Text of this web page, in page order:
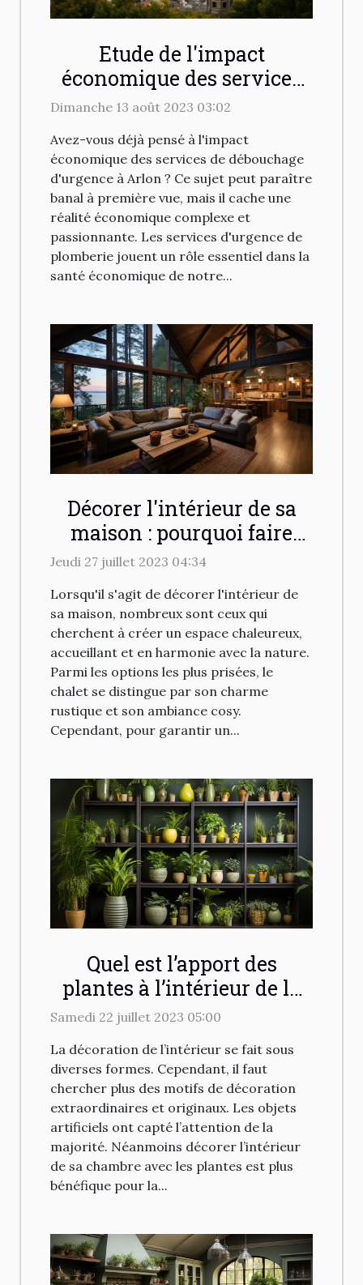
Etude de l'impact
économique des services
de débouchage d'urgence à
Arlon
Dimanche 13 août 2023 03:02
Avez-vous déjà pensé à l'impact
économique des services de débouchage
d'urgence à Arlon ? Ce sujet peut paraître
banal à première vue, mais il cache une
réalité économique complexe et
passionnante. Les services d'urgence de
plomberie jouent un rôle essentiel dans la
santé économique de notre...
Décorer l'intérieur de sa
maison : pourquoi faire
appel à un ingénieur
Jeudi 27 juillet 2023 04:34
Lorsqu'il s'agit de décorer l'intérieur de
sa maison, nombreux sont ceux qui
cherchent à créer un espace chaleureux,
accueillant et en harmonie avec la nature.
Parmi les options les plus prisées, le
chalet se distingue par son charme
rustique et son ambiance cosy.
Cependant, pour garantir un...
Quel est l’apport des
plantes à l’intérieur de la
maison
Samedi 22 juillet 2023 05:00
La décoration de l’intérieur se fait sous
diverses formes. Cependant, il faut
chercher plus des motifs de décoration
extraordinaires et originaux. Les objets
artificiels ont capté l’attention de la
majorité. Néanmoins décorer l’intérieur
de sa chambre avec les plantes est plus
bénéfique pour la...